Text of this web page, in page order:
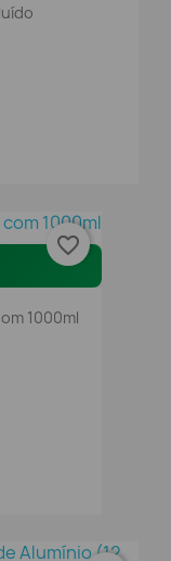
1000ml
favorite_border